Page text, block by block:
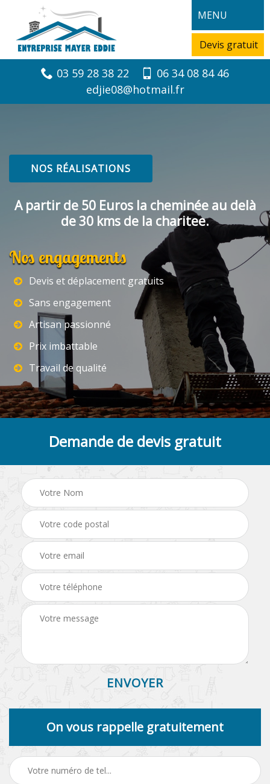
MENU
Devis gratuit
03 59 28 38 22
06 34 08 84 46
edjie08@hotmail.fr
NOS RÉALISATIONS
A partir de 50 Euros la cheminée au delà
de 30 kms de la charitee.
Nos engagements
Devis et déplacement gratuits
Sans engagement
Artisan passionné
Prix imbattable
Travail de qualité
Demande de devis gratuit
On vous rappelle gratuitement